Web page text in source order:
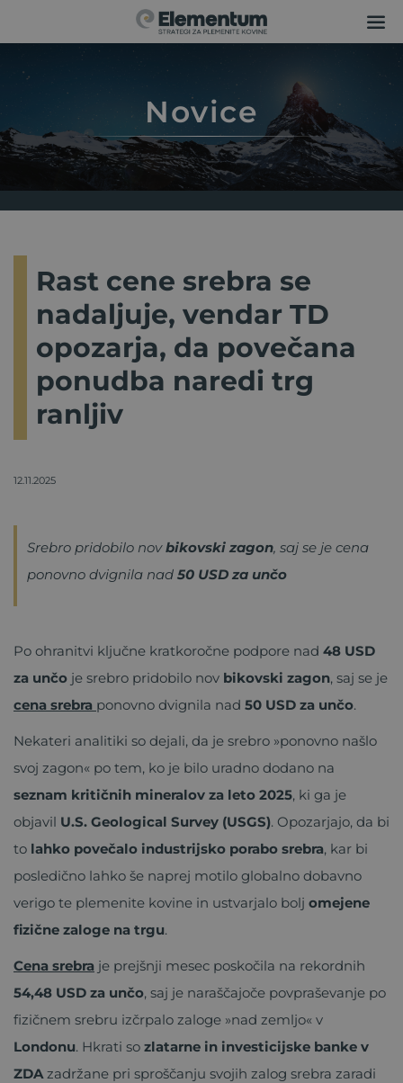
Novice
Rast cene srebra se
nadaljuje, vendar TD
opozarja, da povečana
ponudba naredi trg
ranljiv
12.11.2025
Srebro pridobilo novbikovski zagon, saj se je cena
ponovno dvignila nad 50 USD za unčo
Po ohranitvi ključne kratkoročne podpore nad 48 USD
za unčo je srebro pridobilo nov bikovski zagon, saj se je
cena srebra ponovno dvignila nad 50 USD za unčo.
Nekateri analitiki so dejali, da je srebro »ponovno našlo
svoj zagon« po tem, ko je bilo uradno dodano na
seznam kritičnih mineralov za leto 2025, ki ga je
objavil U.S. Geological Survey (USGS). Opozarjajo, da bi
to lahko povečalo industrijsko porabo srebra, kar bi
posledično lahko še naprej motilo globalno dobavno
verigo te plemenite kovine in ustvarjalo bolj omejene
fizične zaloge na trgu.
Cena srebra je prejšnji mesec poskočila na rekordnih
54,48 USD za unčo, saj je naraščajoče povpraševanje po
fizičnem srebru izčrpalo zaloge »nad zemljo« v
Londonu. Hkrati so zlatarne in investicijske banke v
ZDAzadržane pri sproščanju svojih zalog srebra zaradi